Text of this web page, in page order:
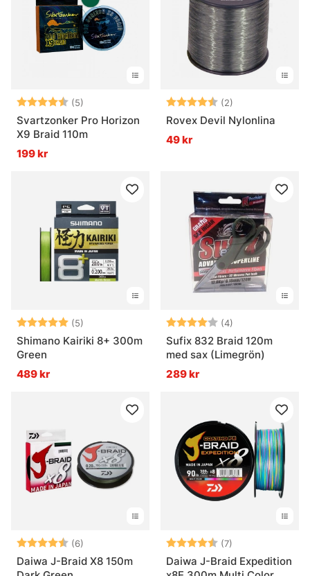
Betyg: (5)
4.4 utav 5 stjärnor
Svartzonker Pro Horizon
X9 Braid 110m
199 kr
Betyg: (2)
Rovex Devil Nylonlina
49 kr
Betyg: (5)
5.0 utav 5 stjärnor
Shimano Kairiki 8+ 300m
Green
489 kr
Betyg: (4)
Sufix 832 Braid 120m
med sax (Limegrön)
289 kr
Betyg: (6)
4.5 utav 5 stjärnor
Daiwa J-Braid X8 150m
Betyg: (7)
Daiwa J-Braid Expedition